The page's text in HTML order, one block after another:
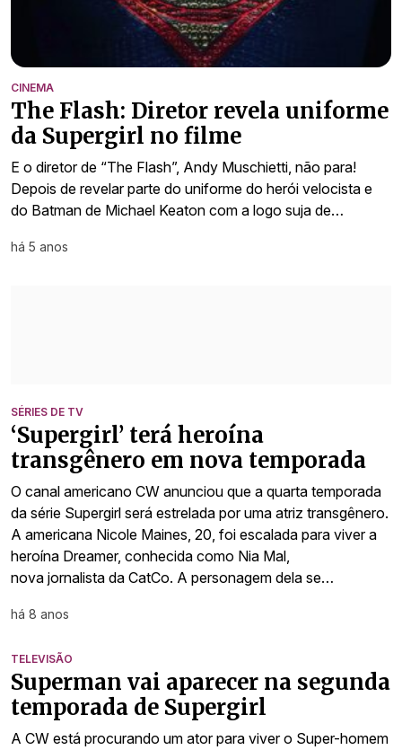
CINEMA
The Flash: Diretor revela uniforme
da Supergirl no filme
E o diretor de “The Flash”, Andy Muschietti, não para!
Depois de revelar parte do uniforme do herói velocista e
do Batman de Michael Keaton com a logo suja de…
há 5 anos
SÉRIES DE TV
‘Supergirl’ terá heroína
transgênero em nova temporada
O canal americano CW anunciou que a quarta temporada
da série Supergirl será estrelada por uma atriz transgênero.
A americana Nicole Maines, 20, foi escalada para viver a
heroína Dreamer, conhecida como Nia Mal,
nova jornalista da CatCo. A personagem dela se…
há 8 anos
TELEVISÃO
Superman vai aparecer na segunda
temporada de Supergirl
A CW está procurando um ator para viver o Super-homem